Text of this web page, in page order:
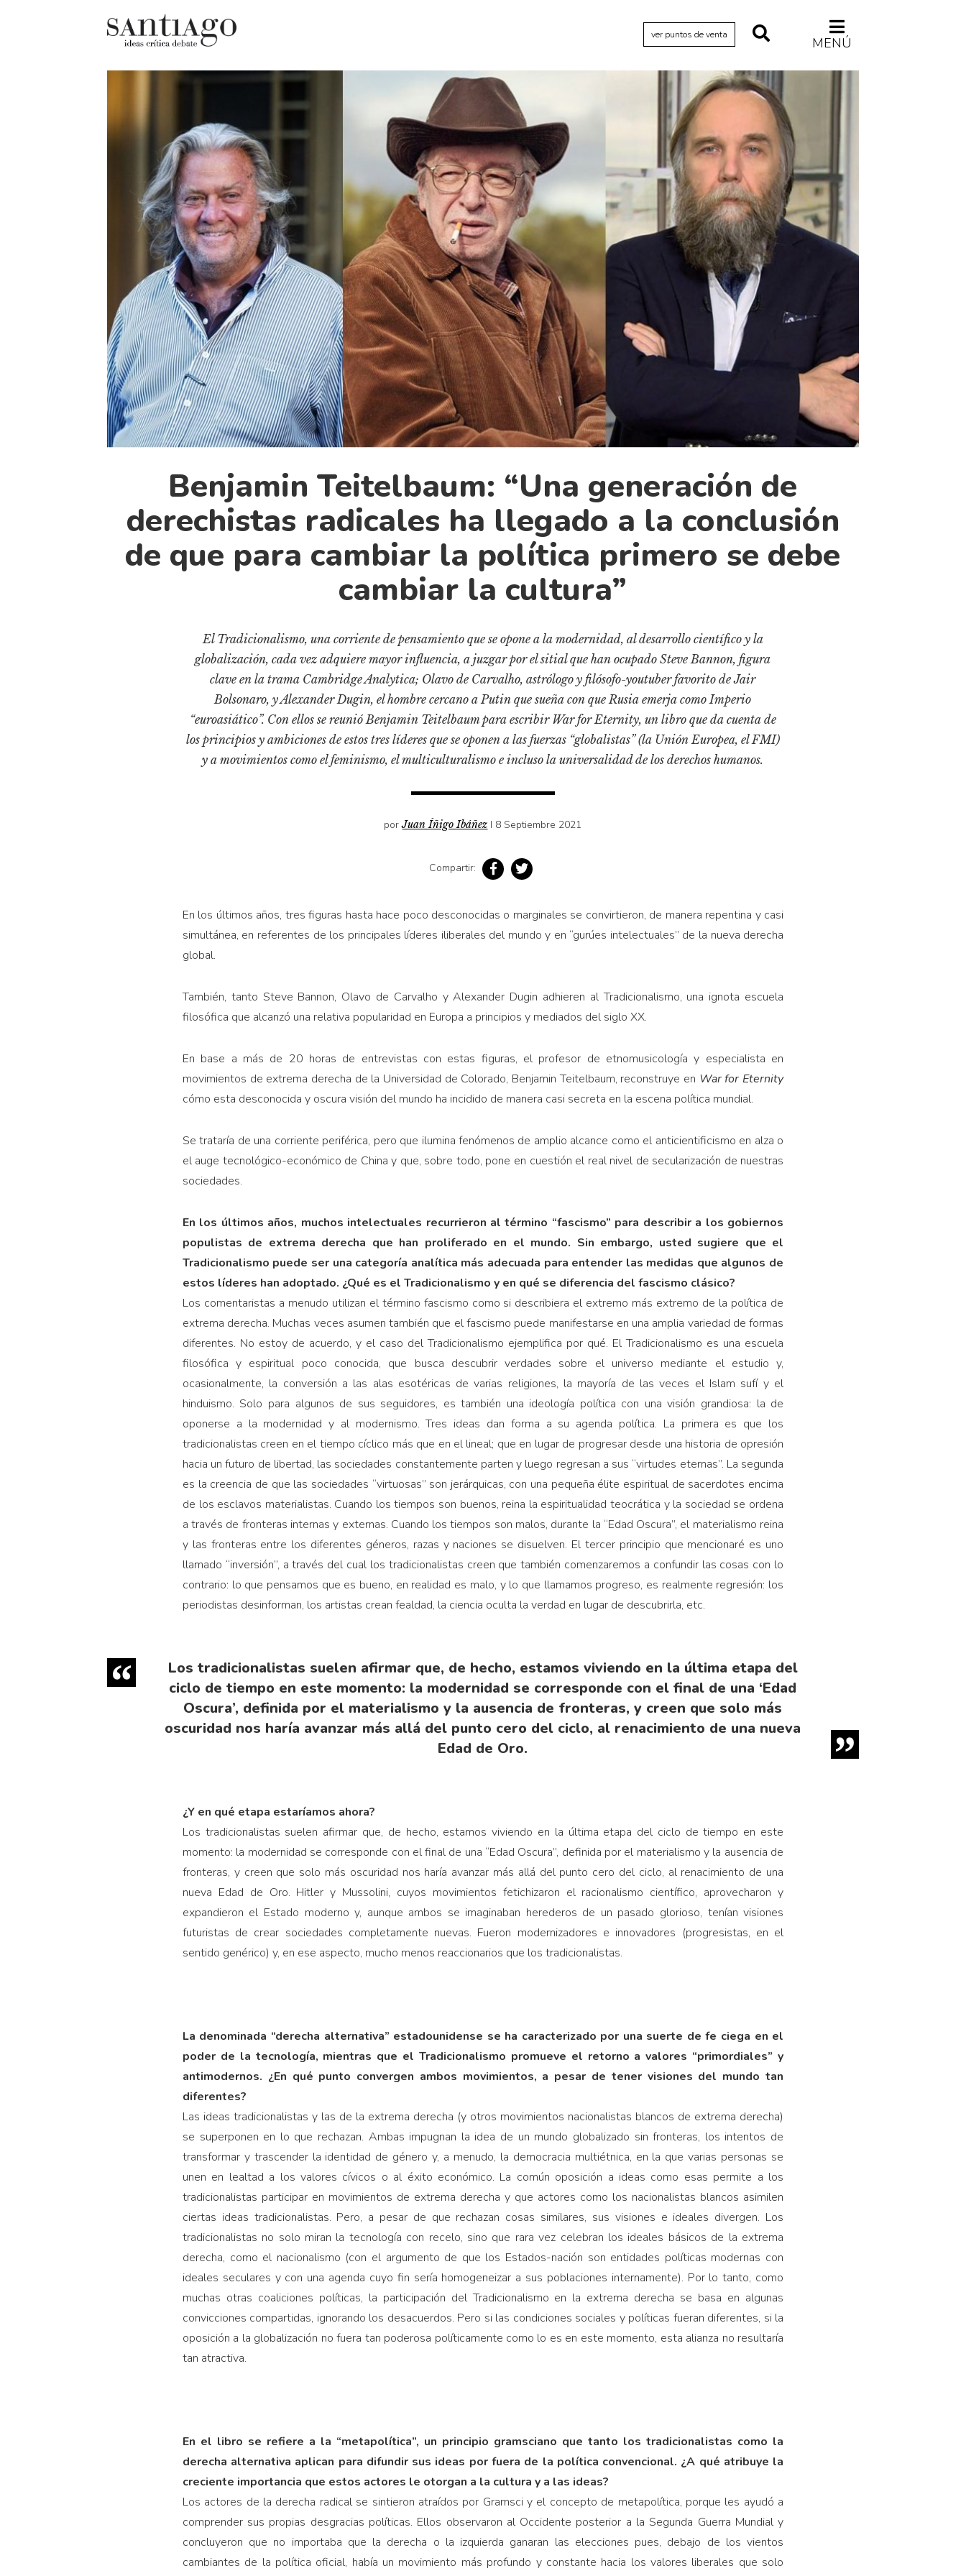
ver puntos de venta MENÚ
Actualidad
Archivo Cenfoto-UDP
Arquetipos de situación
Artes visuales
Ciencia
Cine y televisión
Cómics
Críticas
Diccionario portátil de la literatura
Documentos
Fragmentos
Gran reserva
Historia
Historia material de los libros
Lagunas mentales
Libros
Libros usados
Literatura
Medioambiente
Narrativas visuales
Pensamiento
Pensamiento ilustrado
Personaje
Personajes secundarios
Política
Relecturas
Sociedad
Turismo accidental
Vidas paralelas
Voces y lecturas
Benjamin Teitelbaum: “Una generación de
derechistas radicales ha llegado a la conclusión
de que para cambiar la política primero se debe
cambiar la cultura”
El Tradicionalismo, una corriente de pensamiento que se opone a la modernidad, al desarrollo científico y la
globalización, cada vez adquiere mayor influencia, a juzgar por el sitial que han ocupado Steve Bannon, figura
clave en la trama Cambridge Analytica; Olavo de Carvalho, astrólogo y filósofo-youtuber favorito de Jair
Bolsonaro, y Alexander Dugin, el hombre cercano a Putin que sueña con que Rusia emerja como Imperio
“euroasiático”. Con ellos se reunió Benjamin Teitelbaum para escribir War for Eternity, un libro que da cuenta de
los principios y ambiciones de estos tres líderes que se oponen a las fuerzas “globalistas” (la Unión Europea, el FMI)
y a movimientos como el feminismo, el multiculturalismo e incluso la universalidad de los derechos humanos.
porJuan Íñigo Ibáñez I 8 Septiembre 2021
Compartir:
En los últimos años, tres figuras hasta hace poco desconocidas o marginales se convirtieron, de manera repentina y casi
simultánea, en referentes de los principales líderes iliberales del mundo y en “gurúes intelectuales” de la nueva derecha
global.
También, tanto Steve Bannon, Olavo de Carvalho y Alexander Dugin adhieren al Tradicionalismo, una ignota escuela
filosófica que alcanzó una relativa popularidad en Europa a principios y mediados del siglo XX.
En base a más de 20 horas de entrevistas con estas figuras, el profesor de etnomusicología y especialista en
movimientos de extrema derecha de la Universidad de Colorado, Benjamin Teitelbaum, reconstruye en War for Eternity
cómo esta desconocida y oscura visión del mundo ha incidido de manera casi secreta en la escena política mundial.
Se trataría de una corriente periférica, pero que ilumina fenómenos de amplio alcance como el anticientificismo en alza o
el auge tecnológico-económico de China y que, sobre todo, pone en cuestión el real nivel de secularización de nuestras
sociedades.
En los últimos años, muchos intelectuales recurrieron al término “fascismo” para describir a los gobiernos
populistas de extrema derecha que han proliferado en el mundo. Sin embargo, usted sugiere que el
Tradicionalismo puede ser una categoría analítica más adecuada para entender las medidas que algunos de
estos líderes han adoptado. ¿Qué es el Tradicionalismo y en qué se diferencia del fascismo clásico?
Los comentaristas a menudo utilizan el término fascismo como si describiera el extremo más extremo de la política de
extrema derecha. Muchas veces asumen también que el fascismo puede manifestarse en una amplia variedad de formas
diferentes. No estoy de acuerdo, y el caso del Tradicionalismo ejemplifica por qué. El Tradicionalismo es una escuela
filosófica y espiritual poco conocida, que busca descubrir verdades sobre el universo mediante el estudio y,
ocasionalmente, la conversión a las alas esotéricas de varias religiones, la mayoría de las veces el Islam sufí y el
hinduismo. Solo para algunos de sus seguidores, es también una ideología política con una visión grandiosa: la de
oponerse a la modernidad y al modernismo. Tres ideas dan forma a su agenda política. La primera es que los
tradicionalistas creen en el tiempo cíclico más que en el lineal; que en lugar de progresar desde una historia de opresión
hacia un futuro de libertad, las sociedades constantemente parten y luego regresan a sus “virtudes eternas”. La segunda
es la creencia de que las sociedades “virtuosas” son jerárquicas, con una pequeña élite espiritual de sacerdotes encima
de los esclavos materialistas. Cuando los tiempos son buenos, reina la espiritualidad teocrática y la sociedad se ordena
a través de fronteras internas y externas. Cuando los tiempos son malos, durante la “Edad Oscura”, el materialismo reina
y las fronteras entre los diferentes géneros, razas y naciones se disuelven. El tercer principio que mencionaré es uno
llamado “inversión”, a través del cual los tradicionalistas creen que también comenzaremos a confundir las cosas con lo
contrario: lo que pensamos que es bueno, en realidad es malo, y lo que llamamos progreso, es realmente regresión: los
periodistas desinforman, los artistas crean fealdad, la ciencia oculta la verdad en lugar de descubrirla, etc.
Los tradicionalistas suelen afirmar que, de hecho, estamos viviendo en la última etapa del
ciclo de tiempo en este momento: la modernidad se corresponde con el final de una ‘Edad
Oscura’, definida por el materialismo y la ausencia de fronteras, y creen que solo más
oscuridad nos haría avanzar más allá del punto cero del ciclo, al renacimiento de una nueva
Edad de Oro.
¿Y en qué etapa estaríamos ahora?
Los tradicionalistas suelen afirmar que, de hecho, estamos viviendo en la última etapa del ciclo de tiempo en este
momento: la modernidad se corresponde con el final de una “Edad Oscura”, definida por el materialismo y la ausencia de
fronteras, y creen que solo más oscuridad nos haría avanzar más allá del punto cero del ciclo, al renacimiento de una
nueva Edad de Oro. Hitler y Mussolini, cuyos movimientos fetichizaron el racionalismo científico, aprovecharon y
expandieron el Estado moderno y, aunque ambos se imaginaban herederos de un pasado glorioso, tenían visiones
futuristas de crear sociedades completamente nuevas. Fueron modernizadores e innovadores (progresistas, en el
sentido genérico) y, en ese aspecto, mucho menos reaccionarios que los tradicionalistas.
La denominada “derecha alternativa” estadounidense se ha caracterizado por una suerte de fe ciega en el
poder de la tecnología, mientras que el Tradicionalismo promueve el retorno a valores “primordiales” y
antimodernos. ¿En qué punto convergen ambos movimientos, a pesar de tener visiones del mundo tan
diferentes?
Las ideas tradicionalistas y las de la extrema derecha (y otros movimientos nacionalistas blancos de extrema derecha)
se superponen en lo que rechazan. Ambas impugnan la idea de un mundo globalizado sin fronteras, los intentos de
transformar y trascender la identidad de género y, a menudo, la democracia multiétnica, en la que varias personas se
unen en lealtad a los valores cívicos o al éxito económico. La común oposición a ideas como esas permite a los
tradicionalistas participar en movimientos de extrema derecha y que actores como los nacionalistas blancos asimilen
ciertas ideas tradicionalistas. Pero, a pesar de que rechazan cosas similares, sus visiones e ideales divergen. Los
tradicionalistas no solo miran la tecnología con recelo, sino que rara vez celebran los ideales básicos de la extrema
derecha, como el nacionalismo (con el argumento de que los Estados-nación son entidades políticas modernas con
ideales seculares y con una agenda cuyo fin sería homogeneizar a sus poblaciones internamente). Por lo tanto, como
muchas otras coaliciones políticas, la participación del Tradicionalismo en la extrema derecha se basa en algunas
convicciones compartidas, ignorando los desacuerdos. Pero si las condiciones sociales y políticas fueran diferentes, si la
oposición a la globalización no fuera tan poderosa políticamente como lo es en este momento, esta alianza no resultaría
tan atractiva.
En el libro se refiere a la “metapolítica”, un principio gramsciano que tanto los tradicionalistas como la
derecha alternativa aplican para difundir sus ideas por fuera de la política convencional. ¿A qué atribuye la
creciente importancia que estos actores le otorgan a la cultura y a las ideas?
Los actores de la derecha radical se sintieron atraídos por Gramsci y el concepto de metapolítica, porque les ayudó a
comprender sus propias desgracias políticas. Ellos observaron al Occidente posterior a la Segunda Guerra Mundial y
concluyeron que no importaba que la derecha o la izquierda ganaran las elecciones pues, debajo de los vientos
cambiantes de la política oficial, había un movimiento más profundo y constante hacia los valores liberales que solo